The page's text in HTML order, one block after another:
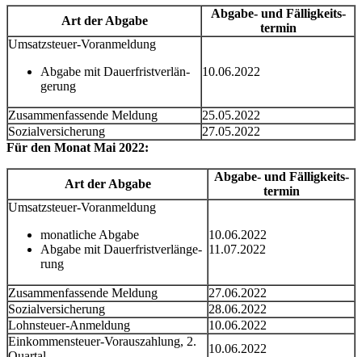
Art der Abgabe
Abgabe- und Fällig­keits­
termin
Umsatz­steuer-Voranmel­dung
Abgabe mit Dauer­frist­ver­län­
ge­rung
10.06.2022
Zusam­men­fas­sende Meldung
25.05.2022
Sozial­ver­si­che­rung
27.05.2022
Für den Monat Mai 2022:
Art der Abgabe
Abgabe- und Fällig­keits­
termin
Umsatz­steuer-Voranmel­dung
monat­liche Abgabe
Abgabe mit Dauer­frist­ver­län­ge­
rung
10.06.2022
11.07.2022
Zusam­men­fas­sende Meldung
27.06.2022
Sozial­ver­si­che­rung
28.06.2022
Lohnsteuer-Anmel­dung
10.06.2022
Einkom­men­steuer-Voraus­zah­lung, 2.
10.06.2022